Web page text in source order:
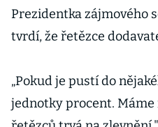
Prezidentka zájmového
tvrdí, že řetězce
„Pokud je pustí do
jednotky procent. Máme